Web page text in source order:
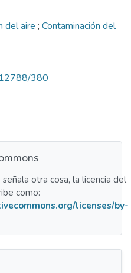
del aire ; Contaminación del
380
otra cosa, la licencia del
como:
licenses/by-